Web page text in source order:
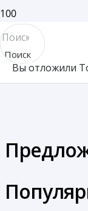
Поиск
товара
Вы отложили